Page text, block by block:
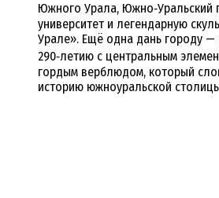
Южного Урала, Южно‑Уральский
университет и легендарную
Урале». Ещё одна дань городу —
290‑летию с центральным
гордым верблюдом, который
историю южноуральской